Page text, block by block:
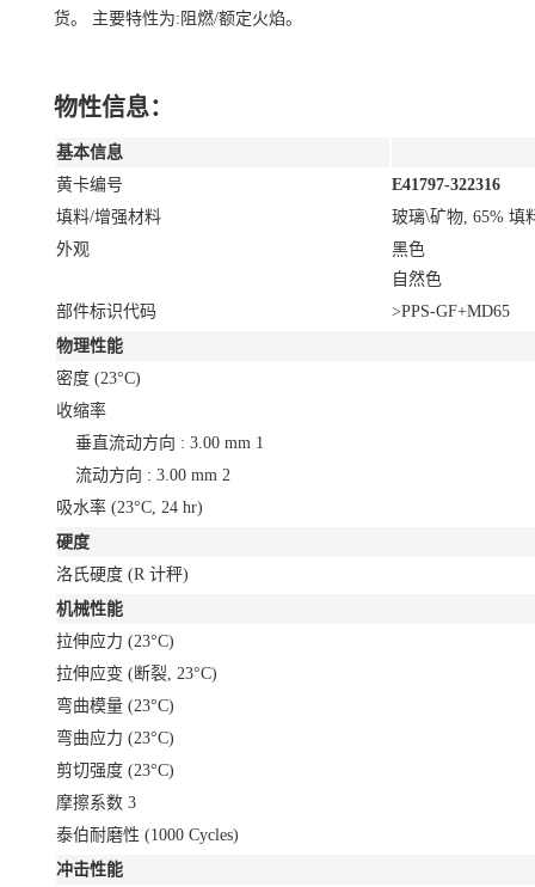
货。 主要特性为:阻燃/额定火焰。
物性信息：
基本信息
黄卡编号
E41797-322316
填料/增强材料
玻璃\矿物, 65% 填
外观
黑色
自然色
部件标识代码
>PPS-GF+MD65
物理性能
密度 (23°C)
收缩率
垂直流动方向 : 3.00 mm 1
流动方向 : 3.00 mm 2
吸水率 (23°C, 24 hr)
硬度
洛氏硬度 (R 计秤)
机械性能
拉伸应力 (23°C)
拉伸应变 (断裂, 23°C)
弯曲模量 (23°C)
弯曲应力 (23°C)
剪切强度 (23°C)
摩擦系数 3
泰伯耐磨性 (1000 Cycles)
冲击性能